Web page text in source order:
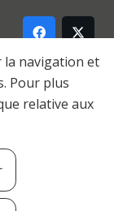
la navigation et
Pour plus
relative aux